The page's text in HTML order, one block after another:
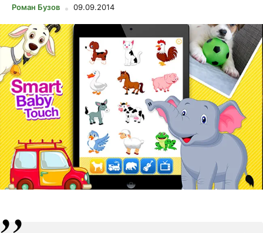
Роман Бузов 09.09.2014